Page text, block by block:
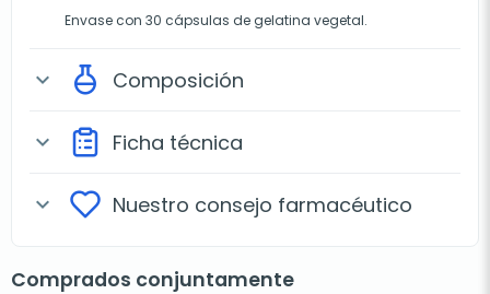
Envase con 30 cápsulas de gelatina vegetal.
expand_more Composición
expand_more Ficha técnica
expand_more Nuestro consejo farmacéutico
Comprados conjuntamente